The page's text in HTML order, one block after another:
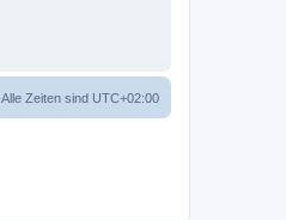
Alle Zeiten sind UTC+02:00